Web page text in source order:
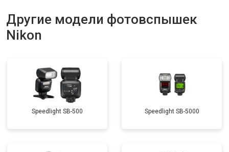
Другие модели фотовспышек
Nikon
Speedlight SB-500 Speedlight SB-5000